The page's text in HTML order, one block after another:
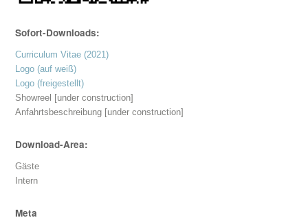
Sofort-Downloads:
Curriculum Vitae (2021)
Logo (auf weiß)
Logo (freigestellt)
Showreel [under construction]
Anfahrtsbeschreibung [under construction]
Download-Area:
Gäste
Intern
Meta